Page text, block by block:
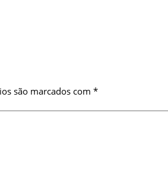
são marcados com*